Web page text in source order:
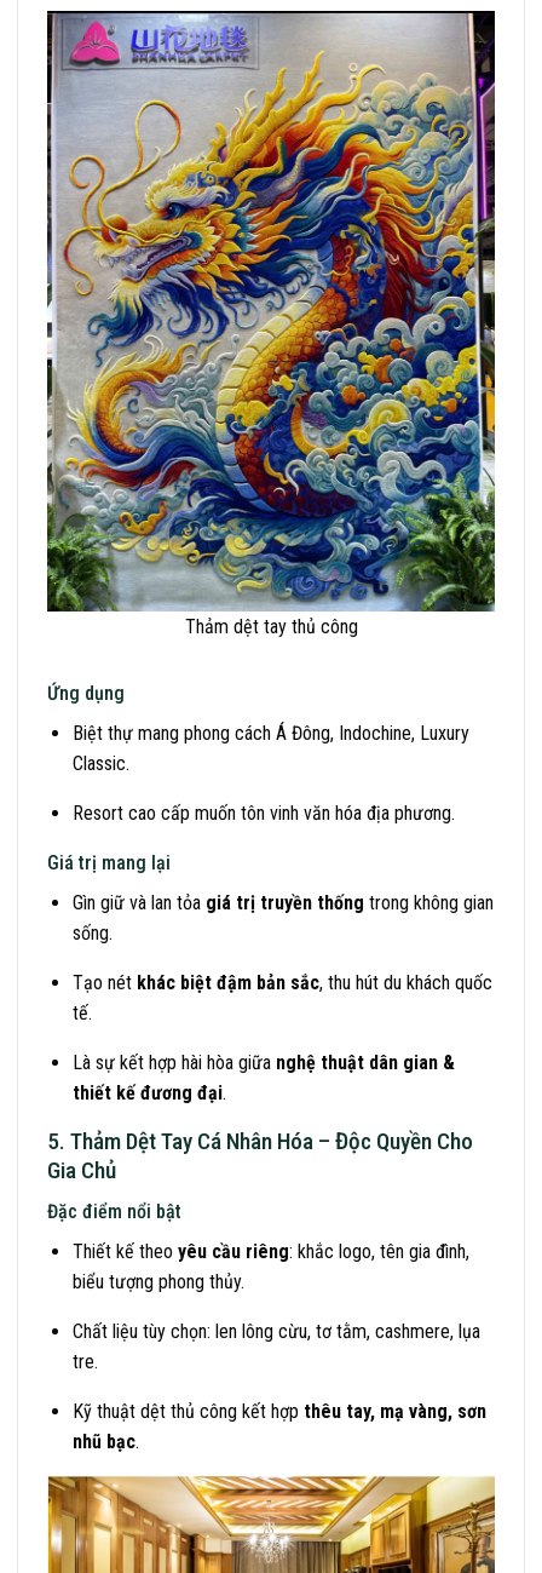
Thảm dệt tay thủ công
Ứng dụng
Biệt thự mang phong cách Á Đông, Indochine, Luxury
Classic.
Resort cao cấp muốn tôn vinh văn hóa địa phương.
Giá trị mang lại
Gìn giữ và lan tỏa giá trị truyền thống trong không gian
sống.
Tạo nét khác biệt đậm bản sắc, thu hút du khách quốc
tế.
Là sự kết hợp hài hòa giữa nghệ thuật dân gian &
thiết kế đương đại.
5. Thảm Dệt Tay Cá Nhân Hóa – Độc Quyền Cho
Gia Chủ
Đặc điểm nổi bật
Thiết kế theo yêu cầu riêng: khắc logo, tên gia đình,
biểu tượng phong thủy.
Chất liệu tùy chọn: len lông cừu, tơ tằm, cashmere, lụa
tre.
Kỹ thuật dệt thủ công kết hợp thêu tay, mạ vàng, sơn
nhũ bạc.